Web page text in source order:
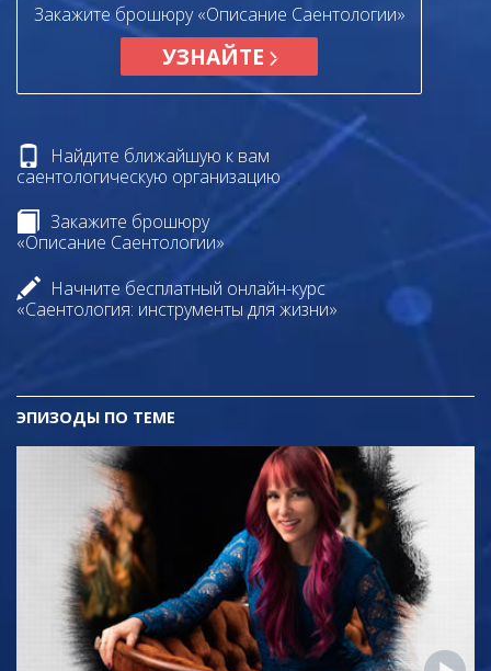
Закажите брошюру «Описание Саентологии»
УЗНАЙТЕ
Найдите ближайшую к вам
саентологическую организацию
Закажите брошюру
«Описание Саентологии»
Начните бесплатный онлайн-курс
«Саентология: инструменты для жизни»
ЭПИЗОДЫ ПО ТЕМЕ